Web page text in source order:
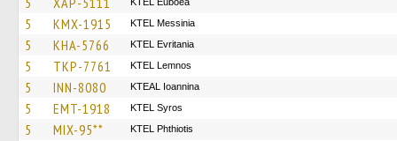
5 KMX-1915 KTEL Messinia
5 KHA-5766 ΚΤΕL Evritania
5 TKP-7761 KTEL Lemnos
5 INN-8080 KTEAL Ioannina
5 EMT-1918 KTEL Syros
5 MIX-95** ΚΤΕL Phthiotis